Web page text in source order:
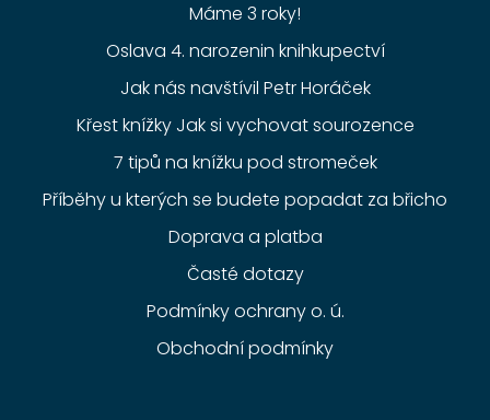
Máme 3 roky!
Oslava 4. narozenin knihkupectví
Jak nás navštívil Petr Horáček
Křest knížky Jak si vychovat sourozence
7 tipů na knížku pod stromeček
Příběhy u kterých se budete popadat za břicho
Doprava a platba
Časté dotazy
Podmínky ochrany o. ú.
Obchodní podmínky